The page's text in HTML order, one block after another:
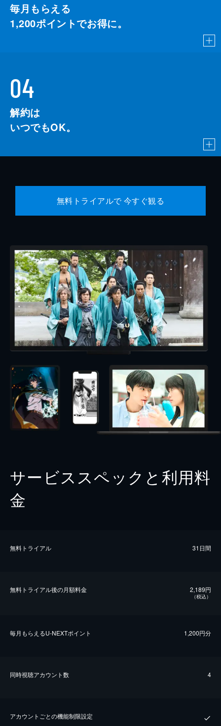
毎月もらえる
1,200ポイントでお得に。
04
解約は
いつでもOK。
無料トライアルで 今すぐ観る
サービススペックと利用料
金
無料トライアル 31日間
無料トライアル後の⽉額料金 2,189円
（税込）
毎⽉もらえるU-NEXTポイント 1,200円分
同時視聴アカウント数 4
アカウントごとの機能制限設定